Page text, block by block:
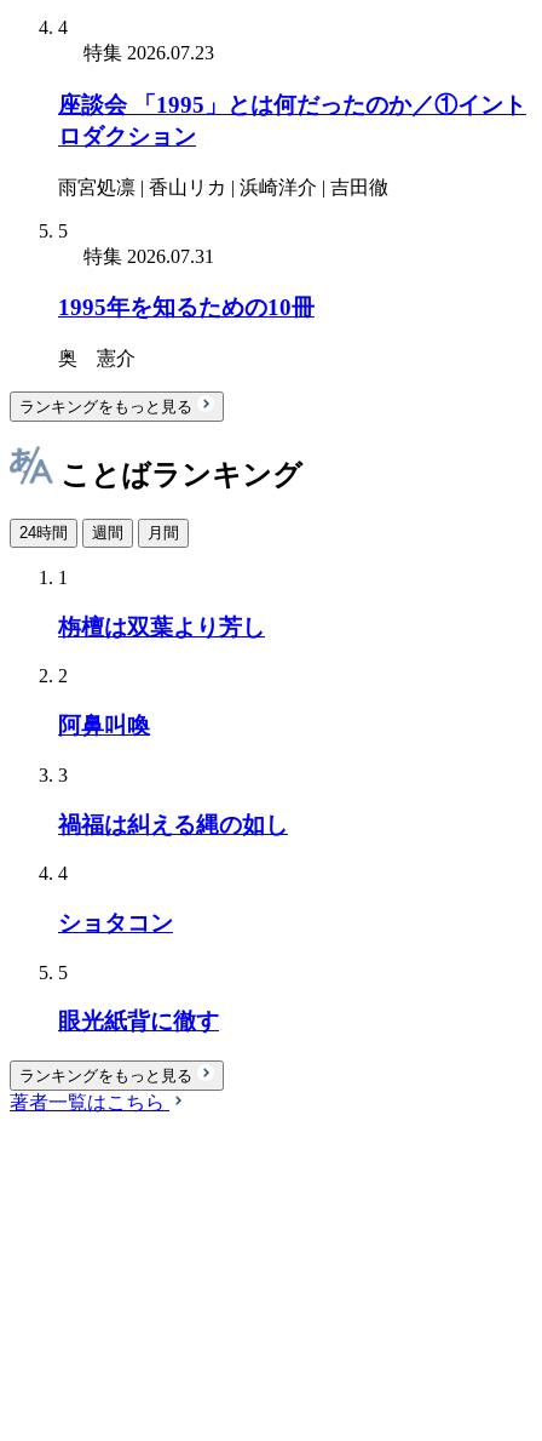
4
特集 2026.07.23
座談会 「1995」とは何だったのか／①イント
ロダクション
雨宮処凛 | 香山リカ | 浜崎洋介 | 吉田徹
5
特集 2026.07.31
1995年を知るための10冊
奥 憲介
ランキングをもっと見る
ことばランキング
24時間 週間 月間
1
栴檀は双葉より芳し
2
阿鼻叫喚
3
禍福は糾える縄の如し
4
ショタコン
5
眼光紙背に徹す
ランキングをもっと見る
著者一覧はこちら